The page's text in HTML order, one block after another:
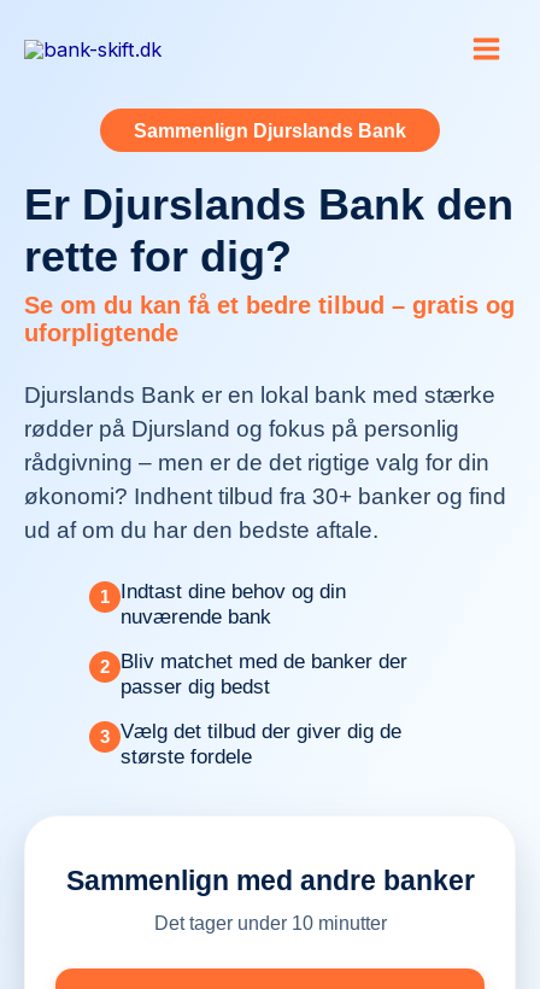
Sammenlign Djurslands Bank
Er Djurslands Bank den
rette for dig?
Se om du kan få et bedre tilbud – gratis og
uforpligtende
Djurslands Bank er en lokal bank med stærke
rødder på Djursland og fokus på personlig
rådgivning – men er de det rigtige valg for din
økonomi? Indhent tilbud fra 30+ banker og find
ud af om du har den bedste aftale.
1
Indtast dine behov og din
nuværende bank
2
Bliv matchet med de banker der
passer dig bedst
3 Vælg det tilbud der giver dig de
største fordele
Sammenlign med andre banker
Det tager under 10 minutter